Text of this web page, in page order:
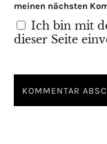
meinen nächsten
Ich bin mit
dieser Seite